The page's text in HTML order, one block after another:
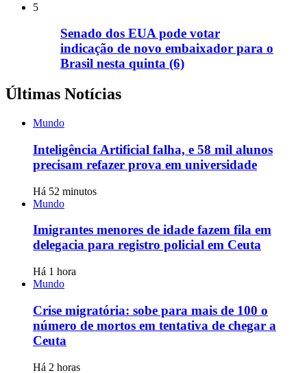
5
Senado dos EUA pode votar
indicação de novo embaixador para o
Brasil nesta quinta (6)
Últimas Notícias
Mundo
Inteligência Artificial falha, e 58 mil alunos
precisam refazer prova em universidade
Há 52 minutos
Mundo
Imigrantes menores de idade fazem fila em
delegacia para registro policial em Ceuta
Há 1 hora
Mundo
Crise migratória: sobe para mais de 100 o
número de mortos em tentativa de chegar a
Ceuta
Há 2 horas